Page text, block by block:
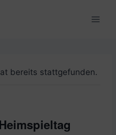
bereits stattgefunden.